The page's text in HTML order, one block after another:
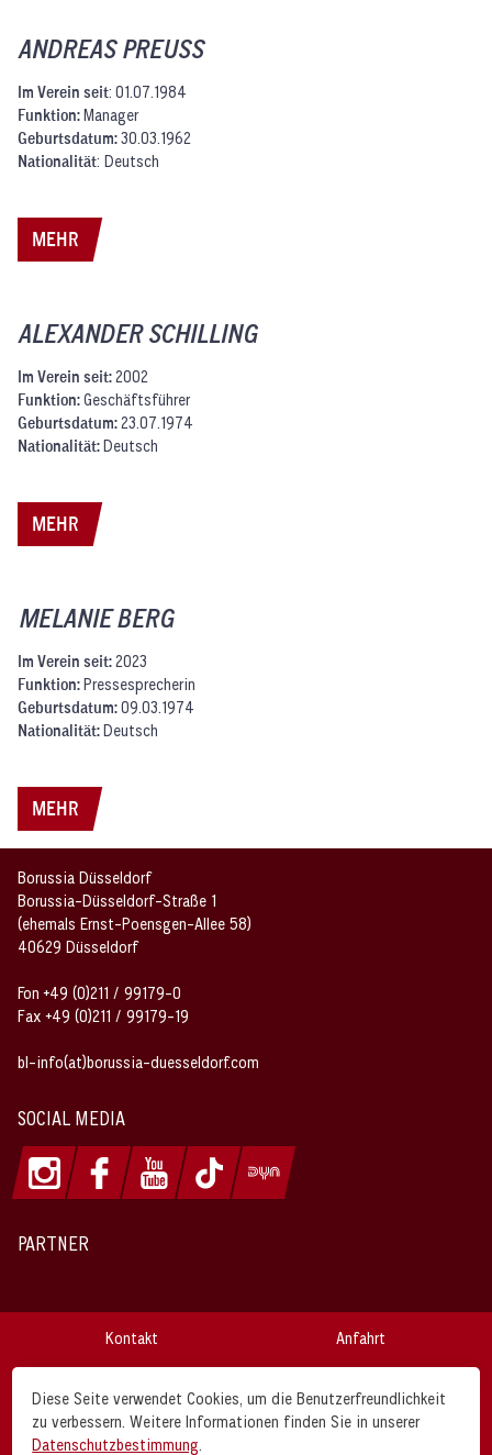
ANDREAS PREUSS
Im Verein seit: 01.07.1984
Funktion:Manager
Geburtsdatum:30.03.1962
Nationalität: Deutsch
MEHR
ALEXANDER SCHILLING
Im Verein seit:2002
Funktion:Geschäftsführer
Geburtsdatum:23.07.1974
Nationalität:Deutsch
MEHR
MELANIE BERG
Im Verein seit:2023
Funktion:Pressesprecherin
Geburtsdatum:09.03.1974
Nationalität:Deutsch
MEHR
Borussia Düsseldorf
Borussia-Düsseldorf-Straße 1
(ehemals Ernst-Poensgen-Allee 58)
40629 Düsseldorf
Fon +49 (0)211 / 99179-0
Fax +49 (0)211 / 99179-19
bl-info(at)borussia-duesseldorf.com
SOCIAL MEDIA
PARTNER
Kontakt Anfahrt
AGB Disclaimer
Diese Seite verwendet Cookies, um die Benutzerfreundlichkeit
zu verbessern. Weitere Informationen finden Sie in unserer
Datenschutzbestimmung.